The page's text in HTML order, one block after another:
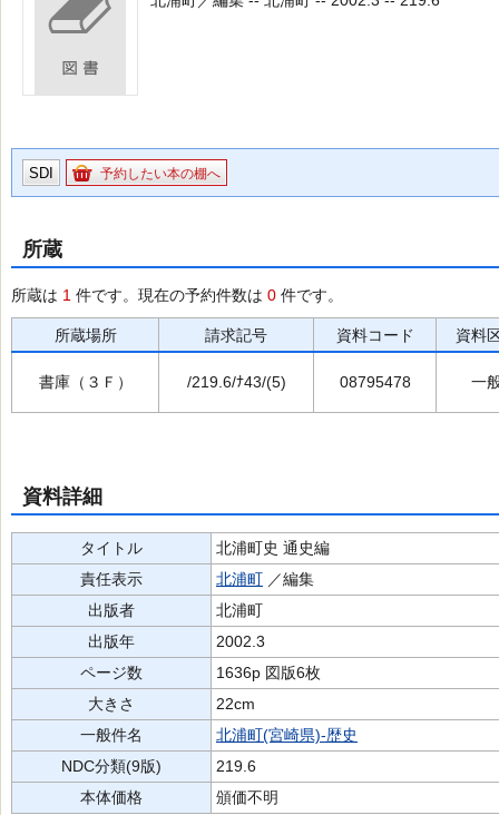
SDI 予約したい本の棚へ
所蔵
所蔵は 1 件です。現在の予約件数は 0 件です。
所蔵場所 請求記号 資料コード 資料
書庫（３Ｆ） /219.6/ﾅ43/(5) 08795478 一
資料詳細
タイトル
北浦町史 通史編
責任表示
北浦町 ／編集
出版者
北浦町
出版年
2002.3
ページ数
1636p 図版6枚
大きさ
22cm
一般件名
北浦町(宮崎県)-歴史
NDC分類(9版)
219.6
本体価格
頒価不明